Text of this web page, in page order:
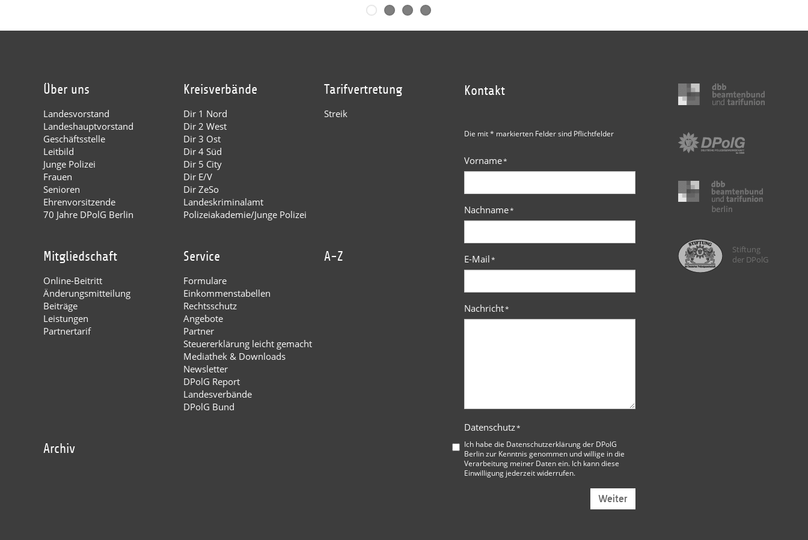
Über uns
Landesvorstand
Landeshauptvorstand
Geschäftsstelle
Leitbild
Junge Polizei
Frauen
Senioren
Ehrenvorsitzende
70 Jahre DPolG Berlin
Kreisverbände
Dir 1 Nord
Dir 2 West
Dir 3 Ost
Dir 4 Süd
Dir 5 City
Dir E/V
Dir ZeSo
Landeskriminalamt
Polizeiakademie/Junge Polizei
Tarifvertretung
Streik
Mitgliedschaft
Online-Beitritt
Änderungsmitteilung
Beiträge
Leistungen
Partnertarif
Service
Formulare
Einkommenstabellen
Rechtsschutz
Angebote
Partner
Steuererklärung leicht gemacht
Mediathek & Downloads
Newsletter
DPolG Report
Landesverbände
DPolG Bund
A-Z
Archiv
Kontakt
Die mit * markierten Felder sind Pflichtfelder
Vorname*
Nachname*
E-Mail*
Nachricht*
Datenschutz*
Ich habe die Datenschutzerklärung der DPolG
Berlinzur Kenntnis genommen und willige in die
Verarbeitung meiner Daten ein. Ich kann diese
Einwilligung jederzeit widerrufen.
Weiter
Stiftung
der DPolG